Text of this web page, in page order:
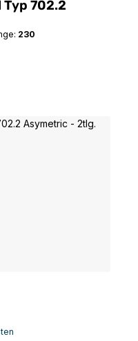
702.2
230